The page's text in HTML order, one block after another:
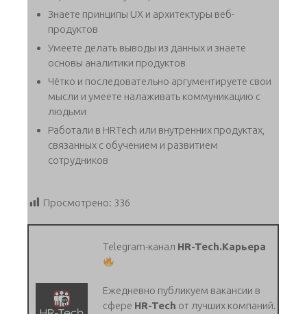
Знаете принципы UX и архитектуры веб-
продуктов
Умеете делать выводы из данных и знаете
основы аналитики продуктов
Чётко и последовательно аргументируете свои
мысли и умеете налаживать коммуникацию с
людьми
Работали в HRTech или внутренних продуктах,
связанных с обучением и развитием
сотрудников
Просмотрено: 336
Telegram-канал HR-Tech.Карьера
Ежедневно публикуем вакансии в
сфере HR-Tech от лучших компаний.